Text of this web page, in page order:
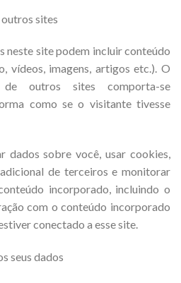
sites
neste site podem incluir conteúdo
vídeos, imagens, artigos etc.). O
de outros sites comporta-se
como se o visitante tivesse
dados sobre você, usar cookies,
de terceiros e monitorar
incorporado, incluindo o
com o conteúdo incorporado
conectado a esse site.
seus dados